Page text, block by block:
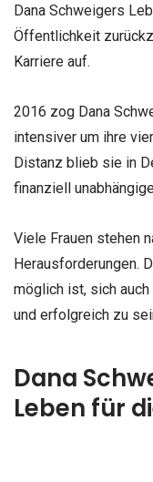
Dana Schweigers
Öffentlichkeit
Karriere auf.
2016 zog Dana
intensiver um ihre
Distanz blieb sie in
finanziell
Viele Frauen stehen
Herausforderungen.
möglich ist, sich
und erfolgreich zu
Dana
Leben für